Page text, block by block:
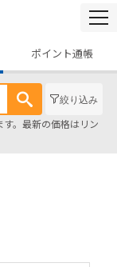
ポイント通帳
絞り込み
。最新の価格はリン